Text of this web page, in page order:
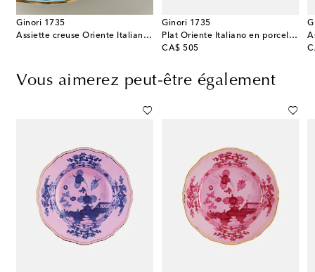
Ginori 1735
Assiette creuse Oriente Italiano en porcelaine
Ginori 1735
Plat Oriente Italiano en porcelaine
CA$ 505
original price
Vous aimerez peut-être également